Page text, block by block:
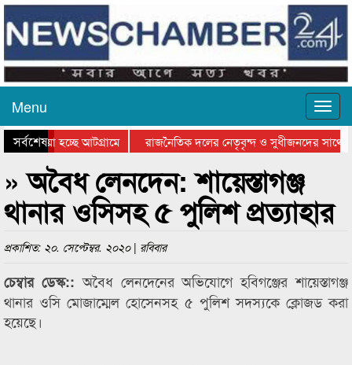
Menu
সর্বশেষ
যাওয়া হচ্ছে আটগ্রামে
রাজনৈতিক দলের নেতৃবৃন্দ ও সুধীজনদের সাথে
পুরস্কার বিতরণ সম্পন্ন
» অবৈধ লেনদেন: শায়েস্তাগঞ্জ
থানার ওসিসহ ৫ পুলিশ প্রত্যাহার
প্রকাশিত: ২০. সেপ্টেম্বর. ২০২০ | রবিবার
চেম্বার ডেস্ক::অবৈধ লেনদেনের অভিযোগে হবিগঞ্জের শায়েস্তাগঞ্জ
থানার ওসি মোজাম্মেল হোসেনসহ ৫ পুলিশ সদস্যকে ক্লোজড করা
হয়েছে।